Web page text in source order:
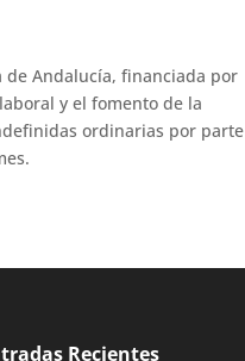
de Andalucía, financiada por
y el fomento de la
ordinarias por parte
Recientes